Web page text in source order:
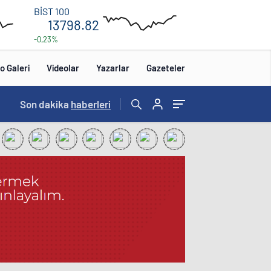
BİST 100
13798.82
-0,23%
12:00
Galeri Videolar Yazarlar Gazeteler
15:20 /
Son dakika haberleri